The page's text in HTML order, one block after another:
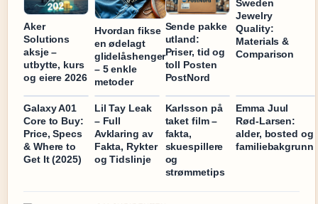
Aker
Solutions
aksje –
utbytte, kurs
og eiere 2026
Hvordan fikse
en ødelagt
glidelåshenger
– 5 enkle
metoder
Sende pakke
utland:
Priser, tid og
toll Posten
PostNord
Sweden
Jewelry
Quality:
Materials &
Comparison
Galaxy A01
Core to Buy:
Price, Specs
& Where to
Get It (2025)
Lil Tay Leak
– Full
Avklaring av
Fakta, Rykter
og Tidslinje
Karlsson på
taket film –
fakta,
skuespillere
og
strømmetips
Emma Juul
Rød-Larsen:
alder, bosted og
familiebakgrunn